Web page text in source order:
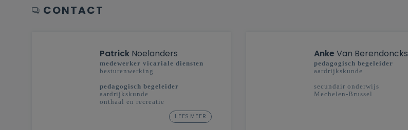
CONTACT
Patrick Noelanders
medewerker vicariale diensten
besturenwerking
pedagogisch begeleider
aardrijkskunde
onthaal en recreatie
studiedomein taal en cultuur:
LEES MEER
AnkeVan Berendoncks
pedagogisch begeleider
aardrijkskunde
secundair onderwijs
Mechelen-Brussel